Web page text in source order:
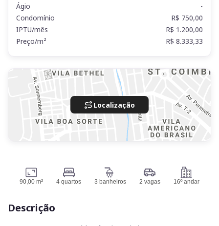
Ágio
-
Condomínio
R$ 750,00
IPTU/mês
R$ 1.200,00
Preço/m²
R$ 8.333,33
Localização
90,00 m² 4 quartos 3 banheiros 2 vagas 16º andar
Descrição